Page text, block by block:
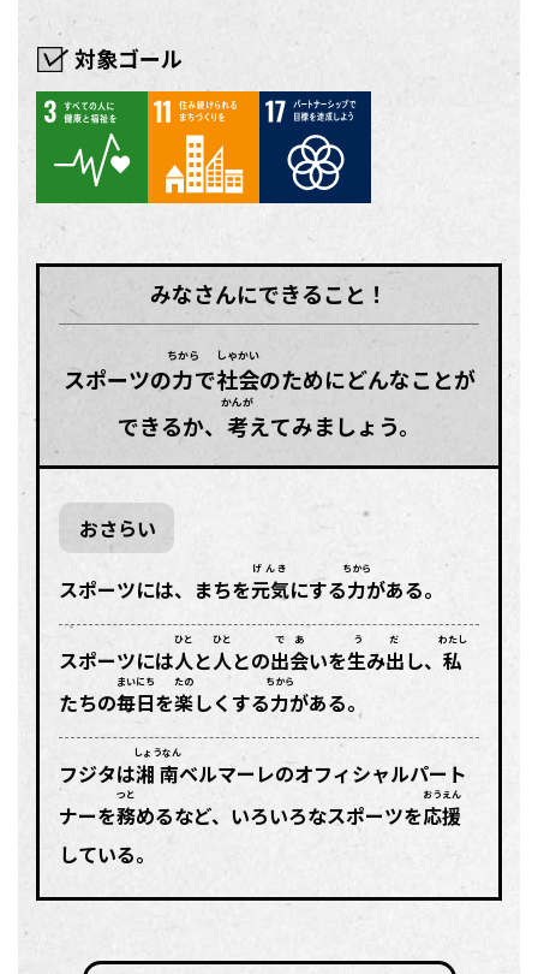
対象ゴール
3 11 17
みなさんにできること！
スポーツの力
ちから
で社会
しゃかい
のためにどんなことが
できるか、 考
かんが
えてみましょう。
おさらい
スポーツには、まちを元気
げんき
にする力
ちから
がある。
スポーツには人
ひと
と人
ひと
との出会
であ
いを生み出
う だ
し、 私
わたし
たちの毎日
まいにち
を楽
たの
しくする力
ちから
がある。
フジタは湘南
しょうなん
ベルマーレのオフィシャルパート
ナーを務
つと
めるなど、いろいろなスポーツを応援
おうえん
している。